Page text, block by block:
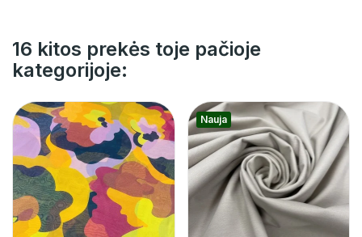
16 kitos prekės toje pačioje
kategorijoje:
Nauja